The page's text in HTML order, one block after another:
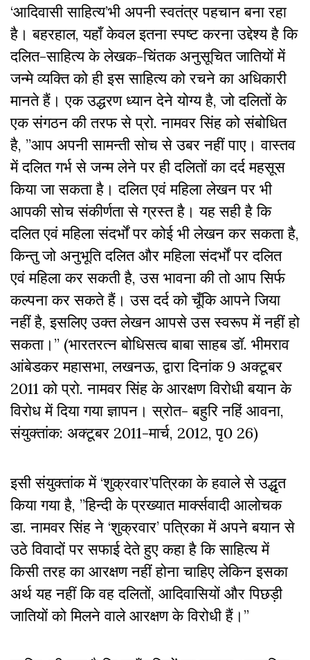
‘आदिवासी साहित्य’भी अपनी स्वतंत्र पहचान बना रहा
है। बहरहाल, यहाँ केवल इतना स्पष्ट करना उद्देश्य है कि
दलित-साहित्य के लेखक-चिंतक अनुसूचित जातियों में
जन्मे व्यक्ति को ही इस साहित्य को रचने का अधिकारी
मानते हैं। एक उद्धरण ध्यान देने योग्य है, जो दलितों के
एक संगठन की तरफ से प्रो. नामवर सिंह को संबोधित
है, ”आप अपनी सामन्ती सोच से उबर नहीं पाए। वास्तव
में दलित गर्भ से जन्म लेने पर ही दलितों का दर्द महसूस
किया जा सकता है। दलित एवं महिला लेखन पर भी
आपकी सोच संकीर्णता से ग्रस्त है। यह सही है कि
दलित एवं महिला संदर्भों पर कोई भी लेखन कर सकता है,
किन्तु जो अनुभूति दलित और महिला संदर्भों पर दलित
एवं महिला कर सकती है, उस भावना की तो आप सिर्फ
कल्पना कर सकते हैं। उस दर्द को चूँकि आपने जिया
नहीं है, इसलिए उक्त लेखन आपसे उस स्वरूप में नहीं हो
सकता।’’ (भारतरत्न बोधिसत्व बाबा साहब डॉ. भीमराव
आंबेडकर महासभा, लखनऊ, द्वारा दिनांक 9 अक्टूबर
2011 को प्रो. नामवर सिंह के आरक्षण विरोधी बयान के
विरोध में दिया गया ज्ञापन। स्रोत- बहुरि नहिं आवना,
संयुक्तांक: अक्टूबर 2011-मार्च, 2012, पृ0 26)
इसी संयुक्तांक में ‘शुक्रवार’पत्रिका के हवाले से उद्धृत
किया गया है, ”हिन्दी के प्रख्यात मार्क्सवादी आलोचक
डा. नामवर सिंह ने ‘शुक्रवार’ पत्रिका में अपने बयान से
उठे विवादों पर सफाई देते हुए कहा है कि साहित्य में
किसी तरह का आरक्षण नहीं होना चाहिए लेकिन इसका
अर्थ यह नहीं कि वह दलितों, आदिवासियों और पिछड़ी
जातियों को मिलने वाले आरक्षण के विरोधी हैं।’’